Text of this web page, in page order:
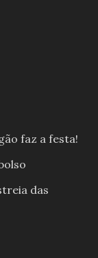
faz a festa!
das